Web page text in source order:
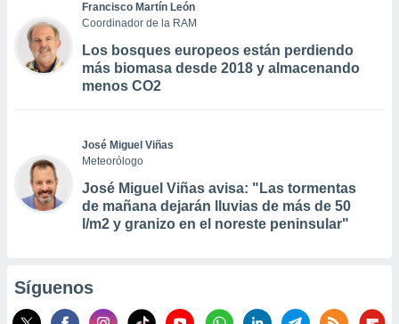
Francisco Martín León
Coordinador de la RAM
Los bosques europeos están perdiendo
más biomasa desde 2018 y almacenando
menos CO2
José Miguel Viñas
Meteorólogo
José Miguel Viñas avisa: "Las tormentas
de mañana dejarán lluvias de más de 50
l/m2 y granizo en el noreste peninsular"
Síguenos